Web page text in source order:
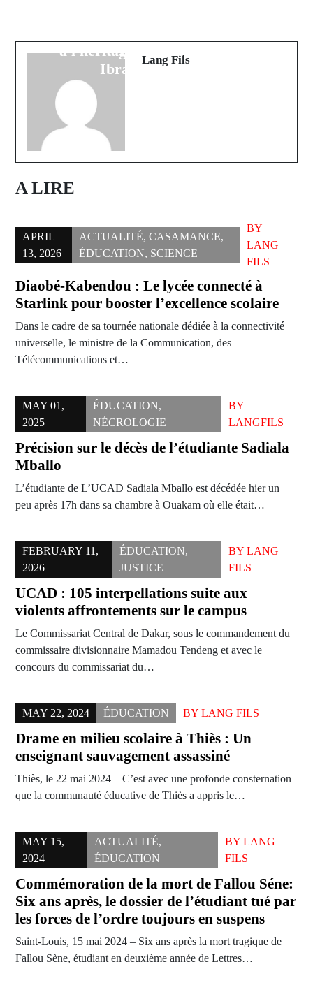
à l'héritage éternel de Cheikh
Ibrahima Souané
Lang Fils
A LIRE
APRIL
13, 2026
ACTUALITÉ,CASAMANCE,
ÉDUCATION, SCIENCE
BY
LANG
FILS
Diaobé-Kabendou : Le lycée connecté à
Starlink pour booster l’excellence scolaire
Dans le cadre de sa tournée nationale dédiée à la connectivité
universelle, le ministre de la Communication, des
Télécommunications et…
MAY 01,
2025
ÉDUCATION,
NÉCROLOGIE
BY
LANGFILS
Précision sur le décès de l’étudiante Sadiala
Mballo
L’étudiante de L’UCAD Sadiala Mballo est décédée hier un
peu après 17h dans sa chambre à Ouakam où elle était…
FEBRUARY 11,
2026
ÉDUCATION,
JUSTICE
BY LANG
FILS
UCAD : 105 interpellations suite aux
violents affrontements sur le campus
Le Commissariat Central de Dakar, sous le commandement du
commissaire divisionnaire Mamadou Tendeng et avec le
concours du commissariat du…
MAY 22, 2024 ÉDUCATION BY LANG FILS
Drame en milieu scolaire à Thiès : Un
enseignant sauvagement assassiné
Thiès, le 22 mai 2024 – C’est avec une profonde consternation
que la communauté éducative de Thiès a appris le…
MAY 15,
2024
ACTUALITÉ,
ÉDUCATION
BYLANG
FILS
Commémoration de la mort de Fallou Séne:
Six ans après, le dossier de l’étudiant tué par
les forces de l’ordre toujours en suspens
Saint-Louis, 15 mai 2024 – Six ans après la mort tragique de
Fallou Sène, étudiant en deuxième année de Lettres…